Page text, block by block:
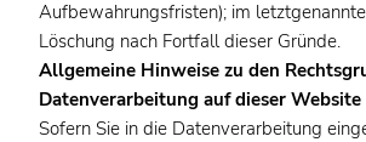
Aufbewahrungsfristen); im
Löschung nach Fortfall dieser Gründe.
Allgemeine Hinweise zu den
Datenverarbeitung auf dieser Website
Sofern Sie in die Datenverarbeitung